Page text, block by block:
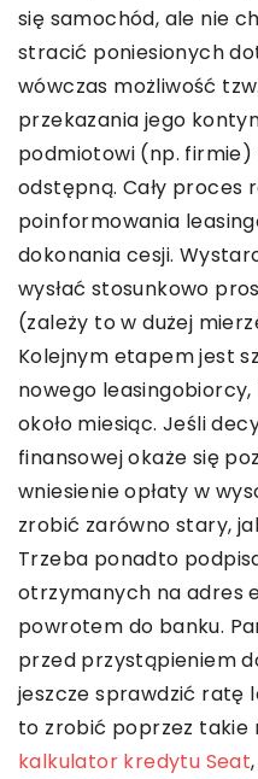
się samochód, ale nie
stracić poniesionych
wówczas możliwość
przekazania jego
podmiotowi (np. firmie)
odstępną. Cały proces
poinformowania
dokonania cesji.
wysłać stosunkowo
(zależy to w dużej
Kolejnym etapem jest
nowego
około miesiąc. Jeśli
finansowej okaże się
wniesienie opłaty w
zrobić zarówno stary,
Trzeba ponadto
otrzymanych na adres
powrotem do banku.
przed przystąpieniem
jeszcze sprawdzić ratę
to zrobić poprzez takie
kalkulator kredytu Seat